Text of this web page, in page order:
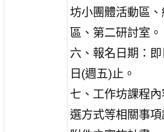
坊小團體活動區、
區、第二研討室。
六、報名日期：
日(週五)止。
七、工作坊課程
選方式等相關事